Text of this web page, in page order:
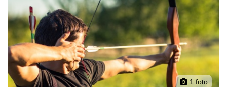
1 foto